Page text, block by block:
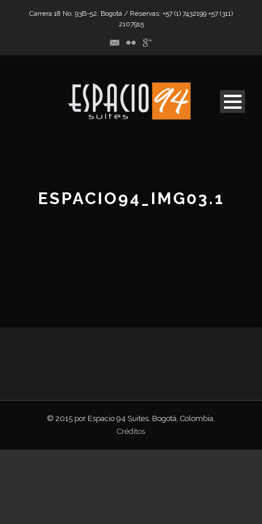
Carrera 18 No. 93B-52, Bogotá / Reservas: +57 (1) 7432199 +57 (311)
2107915
ESPACIO94_IMG03.1
© 2015 por Espacio 94 Suites, Bogotá, Colombia.
Créditos